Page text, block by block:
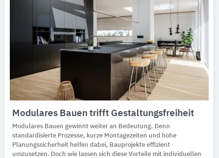
Modulares Bauen trifft Gestaltungsfreiheit
Modulares Bauen gewinnt weiter an Bedeutung. Denn
standardisierte Prozesse, kurze Montagezeiten und hohe
Planungssicherheit helfen dabei, Bauprojekte effizient
umzusetzen. Doch wie lassen sich diese Vorteile mit individuellen